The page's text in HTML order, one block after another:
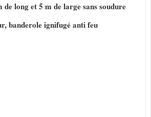
de long et 5 m de large sans soudure
banderole ignifugé anti feu